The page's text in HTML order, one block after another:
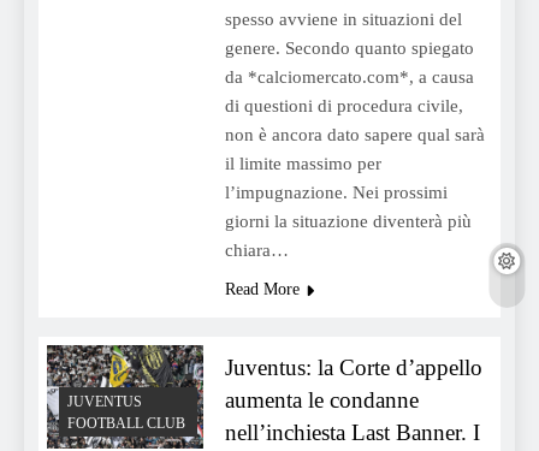
spesso avviene in situazioni del
genere. Secondo quanto spiegato
da *calciomercato.com*, a causa
di questioni di procedura civile,
non è ancora dato sapere qual sarà
il limite massimo per
l’impugnazione. Nei prossimi
giorni la situazione diventerà più
chiara…
Read More
JUVENTUS
FOOTBALL CLUB
Juventus: la Corte d’appello
aumenta le condanne
nell’inchiesta Last Banner. I